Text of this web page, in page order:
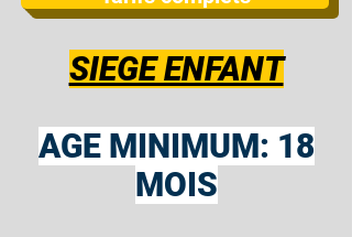
SIEGE ENFANT
AGE MINIMUM: 18
MOIS